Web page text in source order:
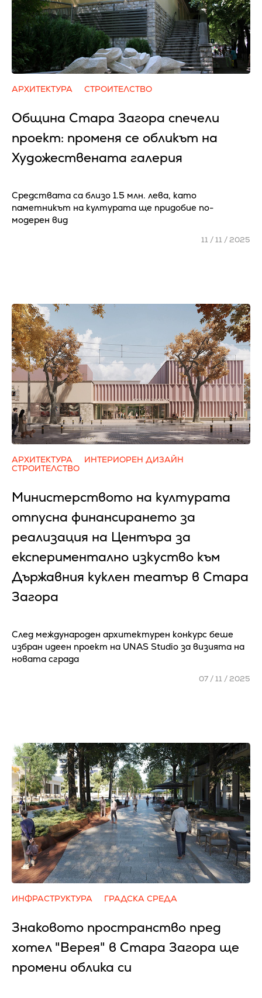
АРХИТЕКТУРА СТРОИТЕЛСТВО
Община Стара Загора спечели
проект: променя се обликът на
Художествената галерия
Средствата са близо 1.5 млн. лева, като
паметникът на културата ще придобие по-
модерен вид
11 / 11 / 2025
АРХИТЕКТУРА
ИНТЕРИОРЕН ДИЗАЙН
СТРОИТЕЛСТВО
Министерството на културата
отпусна финансирането за
реализация на Центъра за
експериментално изкуство към
Държавния куклен театър в Стара
Загора
След международен архитектурен конкурс беше
избран идеен проект на UNAS Studio за визията на
новата сграда
07 / 11 / 2025
ИНФРАСТРУКТУРА ГРАДСКА СРЕДА
Знаковото пространство пред
хотел "Верея" в Стара Загора ще
промени облика си